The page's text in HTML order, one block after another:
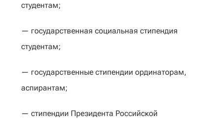
студентам;
— государственная социальная стипендия
студентам;
— государственные стипендии ординаторам,
аспирантам;
— стипендии Президента Российской